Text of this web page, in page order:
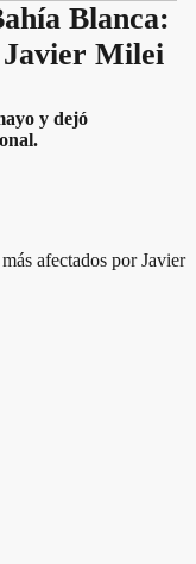
Blanca:
Javier Milei
y dejó